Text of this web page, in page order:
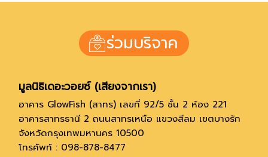
ร่วมบริจาค
มูลนิธิเดอะวอยซ์ (เสียงจากเรา)
อาคาร GlowFish (สาทร) เลขที่ 92/5 ชั้น 2 ห้อง 221
อาคารสาทรธานี 2 ถนนสาทรเหนือ แขวงสีลม เขตบางรัก
จังหวัดกรุงเทพมหานคร 10500
โทรศัพท์ : 098-878-8477